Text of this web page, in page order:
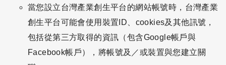
當您設立台灣產業創生平台的網站帳號時，台灣產業
創生平台可能會使用裝置ID、cookies及其他訊號，
包括從第三方取得的資訊（包含Google帳戶與
Facebook帳戶），將帳號及／或裝置與您建立關